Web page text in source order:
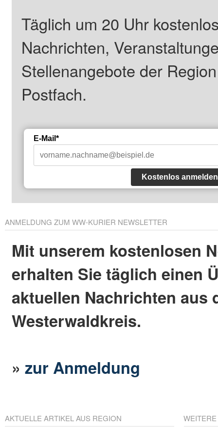
Täglich um 20 Uhr
Nachrichten,
Stellenangebote der
Postfach.
E-Mail*
Kostenlos anmelden
ANMELDUNG ZUM WW-KURIER NEWSLETTER
Mit unserem kostenlosen
erhalten Sie täglich einen
aktuellen Nachrichten aus
Westerwaldkreis.
»zur Anmeldung
AKTUELLE ARTIKEL AUS REGION